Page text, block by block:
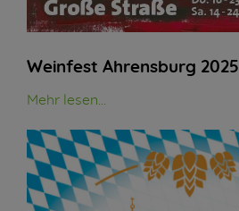
Weinfest Ahrensburg 2025
Mehr lesen...